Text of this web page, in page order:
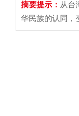
摘要提示： 从台
华民族的认同，